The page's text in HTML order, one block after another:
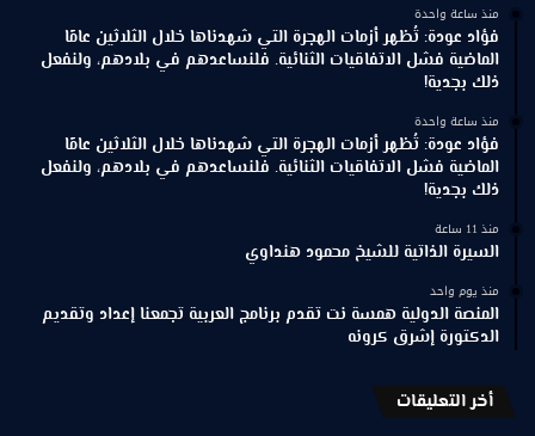
منذ ساعة واحدة
فؤاد عودة: تُظهر أزمات الهجرة التي شهدناها خلال الثلاثين عامًا
الماضية فشل الاتفاقيات الثنائية. فلنساعدهم في بلادهم، ولنفعل
ذلك بجدية!
منذ ساعة واحدة
فؤاد عودة: تُظهر أزمات الهجرة التي شهدناها خلال الثلاثين عامًا
الماضية فشل الاتفاقيات الثنائية. فلنساعدهم في بلادهم، ولنفعل
ذلك بجدية!
منذ 11 ساعة
السيرة الذاتية للشيخ محمود هنداوي
منذ يوم واحد
المنصة الدولية همسة نت تقدم برنامج العربية تجمعنا إعداد وتقديم
الدكتورة إشرق كرونه
أخر التعليقات